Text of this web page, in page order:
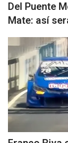
Del Puente
Mate: así